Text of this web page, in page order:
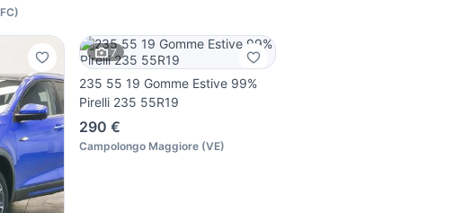
FC)
7
235 55 19 Gomme Estive 99%
Pirelli 235 55R19
290 €
Campolongo Maggiore (VE)